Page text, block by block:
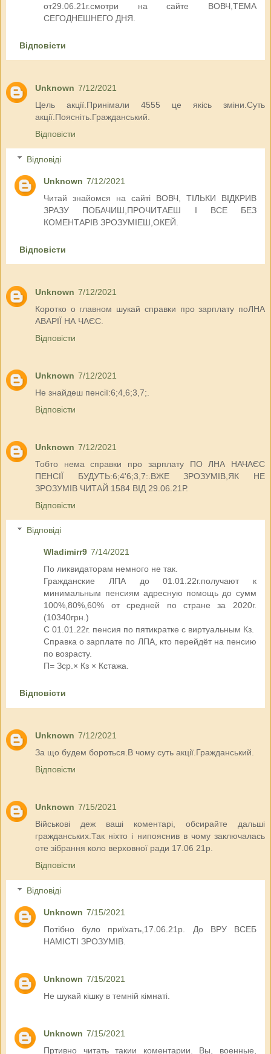
от29.06.21г.смотри на сайте ВОВЧ,ТЕМА
СЕГОДНЕШНЕГО ДНЯ.
Відповісти
Unknown 7/12/2021
Цель акції.Принімали 4555 це якісь зміни.Суть
акції.Поясніть.Гражданський.
Відповісти
Відповіді
Unknown 7/12/2021
Читай знайомся на сайті ВОВЧ, ТІЛЬКИ ВІДКРИВ
ЗРАЗУ ПОБАЧИШ,ПРОЧИТАЕШ І ВСЕ БЕЗ
КОМЕНТАРІВ ЗРОЗУМІЕШ,ОКЕЙ.
Відповісти
Unknown 7/12/2021
Коротко о главном шукай справки про зарплату поЛНА
АВАРІЇ НА ЧАЄС.
Відповісти
Unknown 7/12/2021
Не знайдеш пенсії:6;4,6;3,7;.
Відповісти
Unknown 7/12/2021
Тобто нема справки про зарплату ПО ЛНА НАЧАЄС
ПЕНСІЇ БУДУТЬ:6;4'6;3,7:.ВЖЕ ЗРОЗУМІВ,ЯК НЕ
ЗРОЗУМІВ ЧИТАЙ 1584 ВІД 29.06.21Р.
Відповісти
Відповіді
Wladimirr9 7/14/2021
По ликвидаторам немного не так.
Гражданские ЛПА до 01.01.22г.получают к
минимальным пенсиям адресную помощь до сумм
100%,80%,60% от средней по стране за 2020г.
(10340грн.)
С 01.01.22г. пенсия по пятикратке с виртуальным Кз.
Справка о зарплате по ЛПА, кто перейдёт на пенсию
по возрасту.
П= Зср.× Кз × Кстажа.
Відповісти
Unknown 7/12/2021
За що будем бороться.В чому суть акції.Гражданський.
Відповісти
Unknown 7/15/2021
Військові деж ваші коментарі, обсирайте дальші
гражданських.Так ніхто і нипояснив в чому заключалась
оте зібрання коло верховної ради 17.06 21р.
Відповісти
Відповіді
Unknown 7/15/2021
Потібно було приїхать,17.06.21р. До ВРУ ВСЕБ
НАМІСТІ ЗРОЗУМІВ.
Unknown 7/15/2021
Не шукай кішку в темній кімнаті.
Unknown 7/15/2021
Пртивно читать такии коментарии. Вы, военные,